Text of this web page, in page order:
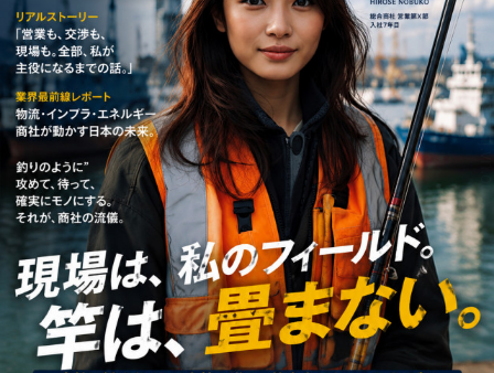
音声読み上げ
音声読み上げボタンを表示します。
リーダー設定
文字サイズ、エフェクトの変更などを行います。